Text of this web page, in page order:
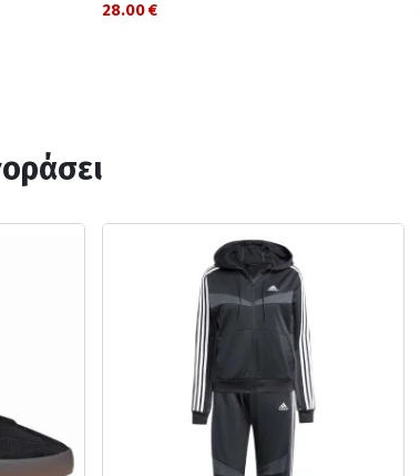
28.00 €